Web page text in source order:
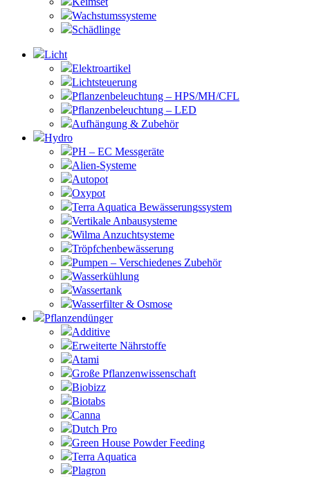
Wachstumssysteme
Schädlinge
Licht
Elektroartikel
Lichtsteuerung
Pflanzenbeleuchtung – HPS/MH/CFL
Pflanzenbeleuchtung – LED
Aufhängung & Zubehör
Hydro
PH – EC Messgeräte
Alien-Systeme
Autopot
Oxypot
Terra Aquatica Bewässerungssystem
Vertikale Anbausysteme
Wilma Anzuchtsysteme
Tröpfchenbewässerung
Pumpen – Verschiedenes Zubehör
Wasserkühlung
Wassertank
Wasserfilter & Osmose
Pflanzendünger
Additive
Erweiterte Nährstoffe
Atami
Große Pflanzenwissenschaft
Biobizz
Biotabs
Canna
Dutch Pro
Green House Powder Feeding
Terra Aquatica
Plagron